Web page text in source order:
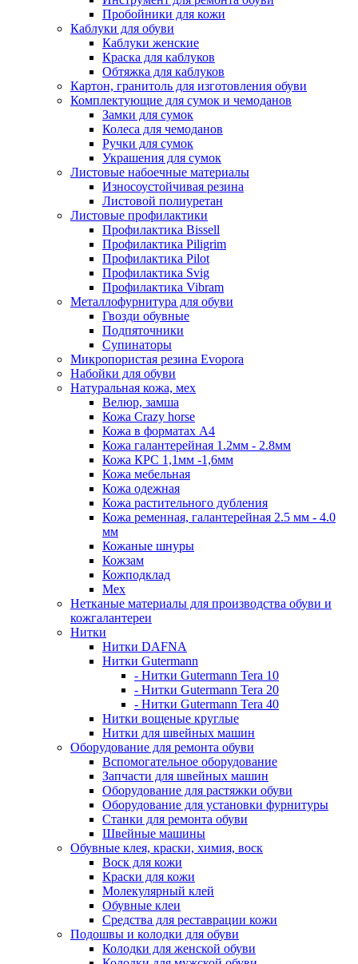
Пробойники для кожи
Каблуки для обуви
Каблуки женские
Краска для каблуков
Обтяжка для каблуков
Картон, гранитоль для изготовления обуви
Комплектующие для сумок и чемоданов
Замки для сумок
Колеса для чемоданов
Ручки для сумок
Украшения для сумок
Листовые набоечные материалы
Износоустойчивая резина
Листовой полиуретан
Листовые профилактики
Профилактика Bissell
Профилактика Piligrim
Профилактика Pilot
Профилактика Svig
Профилактика Vibram
Металлофурнитура для обуви
Гвозди обувные
Подпяточники
Супинаторы
Микропористая резина Evopora
Набойки для обуви
Натуральная кожа, мех
Велюр, замша
Кожа Crazy horse
Кожа в форматах А4
Кожа галантерейная 1.2мм - 2.8мм
Кожа КРС 1,1мм -1,6мм
Кожа мебельная
Кожа одежная
Кожа растительного дубления
Кожа ременная, галантерейная 2.5 мм - 4.0
мм
Кожаные шнуры
Кожзам
Кожподклад
Мех
Нетканые материалы для производства обуви и
кожгалантереи
Нитки
Нитки DAFNA
Нитки Gutermann
- Нитки Gutermann Tera 10
- Нитки Gutermann Tera 20
- Нитки Gutermann Tera 40
Нитки вощеные круглые
Нитки для швейных машин
Оборудование для ремонта обуви
Вспомогательное оборудование
Запчасти для швейных машин
Оборудование для растяжки обуви
Оборудование для установки фурнитуры
Станки для ремонта обуви
Швейные машины
Обувные клея, краски, химия, воск
Воск для кожи
Краски для кожи
Молекулярный клей
Обувные клеи
Средства для реставрации кожи
Подошвы и колодки для обуви
Колодки для женской обуви